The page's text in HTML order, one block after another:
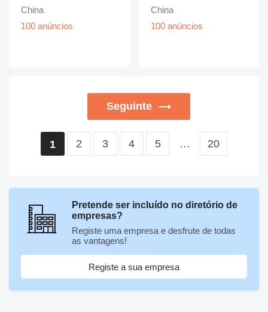
China
100 anúncios
China
100 anúncios
Seguinte
1 2 3 4 5 … 20
Pretende ser incluído no diretório de
empresas?
Registe uma empresa e desfrute de todas
as vantagens!
Registe a sua empresa